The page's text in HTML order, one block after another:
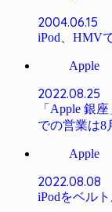
2004.06.15
iPod、HMV
Apple
2022.08.25
「Apple 銀
での営業は8
Apple
2022.08.08
iPodをベル